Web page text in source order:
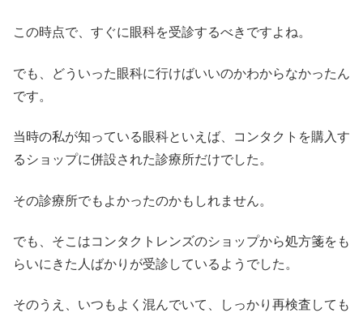
この時点で、すぐに眼科を受診するべきですよね。
でも、どういった眼科に行けばいいのかわからなかったん
です。
当時の私が知っている眼科といえば、コンタクトを購入す
るショップに併設された診療所だけでした。
その診療所でもよかったのかもしれません。
でも、そこはコンタクトレンズのショップから処方箋をも
らいにきた人ばかりが受診しているようでした。
そのうえ、いつもよく混んでいて、しっかり再検査しても